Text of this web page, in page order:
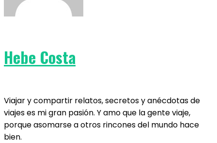
Hebe Costa
Viajar y compartir relatos, secretos y anécdotas de
viajes es mi gran pasión. Y amo que la gente viaje,
porque asomarse a otros rincones del mundo hace
bien.